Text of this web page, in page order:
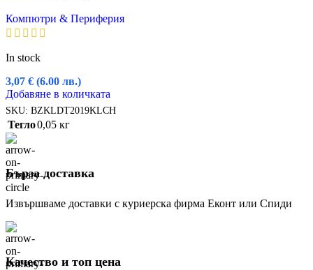
Компютри & Периферия
In stock
3,07 € (6.00 лв.)
Добавяне в количката
SKU: BZKLDT2019KLCH
Тегло0,05 кг
Бърза доставка
Извършваме доставки с куриерска фирма Еконт или Спиди
Качество и топ цена